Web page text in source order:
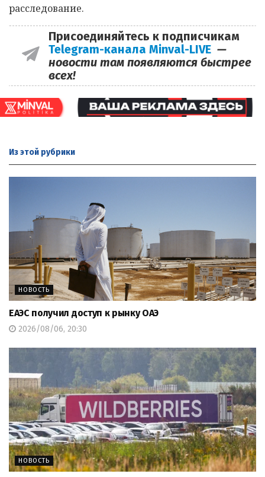
расследование.
Присоединяйтесь к подписчикам
Telegram-канала Minval-LIVE —
новости там появляются быстрее
всех!
Из этой рубрики
НОВОСТЬ
ЕАЭС получил доступ к рынку ОАЭ
2026/08/06, 20:30
НОВОСТЬ